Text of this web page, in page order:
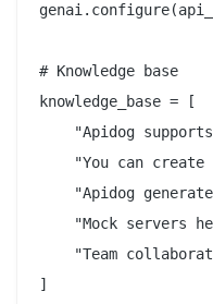
# Knowledge base
knowledge_base = [
"Apidog
"You can create
"Apidog
"Mock servers
"Team
]